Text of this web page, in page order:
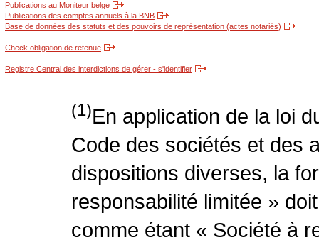
Publications au Moniteur belge
Publications des comptes annuels à la BNB
Base de données des statuts et des pouvoirs de représentation (actes notariés)
Check obligation de retenue
Registre Central des interdictions de gérer - s'identifier
(1)En application de la loi
Code des sociétés et des
dispositions diverses, la
responsabilité limitée »
comme étant « Société à